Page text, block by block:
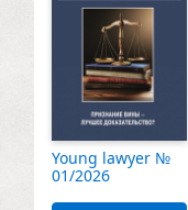
Young lawyer №
01/2026